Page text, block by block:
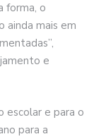
forma, o
ainda mais em
e
escolar e para o
para a